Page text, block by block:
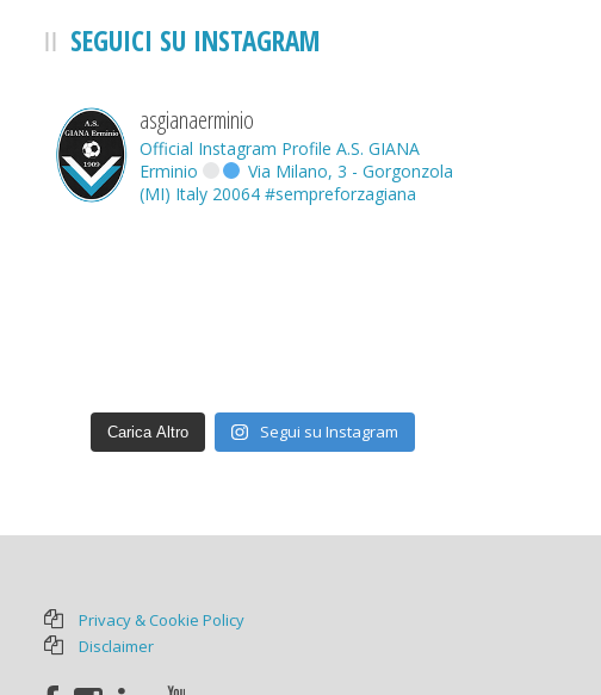
SEGUICI SU INSTAGRAM
asgianaerminio
Official Instagram Profile A.S. GIANA
Erminio
Via Milano, 3 - Gorgonzola
(MI) Italy 20064 #sempreforzagiana
Carica Altro Segui su Instagram
Privacy & Cookie Policy
Disclaimer